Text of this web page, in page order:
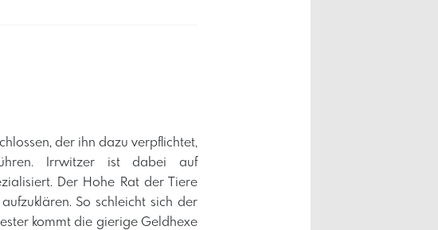
der ihn dazu verpflichtet,
Irrwitzer ist dabei auf
Der Hohe Rat der Tiere
So schleicht sich der
kommt die gierige Geldhexe